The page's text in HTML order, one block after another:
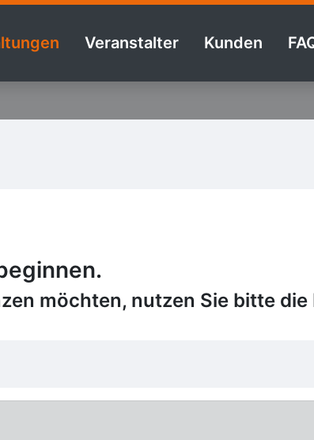
Veranstalter Kunden
möchten, nutzen Sie bitte